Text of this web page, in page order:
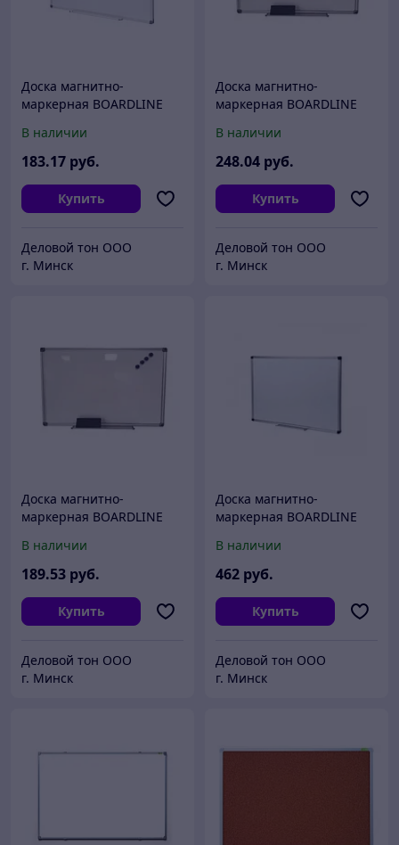
Доска магнитно-
маркерная BOARDLINE
алюминиевой раме,
100х150 см
В наличии
183.17 руб.
Купить
Деловой тон ООО
г. Минск
Доска магнитно-
маркерная BOARDLINE
алюминиевой раме,
100х180 см, арт. WH-10
В наличии
248.04 руб.
Купить
Деловой тон ООО
г. Минск
Доска магнитно-
маркерная BOARDLINE
алюминиевой раме,
90х180 см, арт. WH-8
В наличии
189.53 руб.
Купить
Деловой тон ООО
г. Минск
Доска магнитно-
маркерная BOARDLINE
алюминиевой раме,
120х240 см, арт. WH-16
В наличии
462 руб.
Купить
Деловой тон ООО
г. Минск